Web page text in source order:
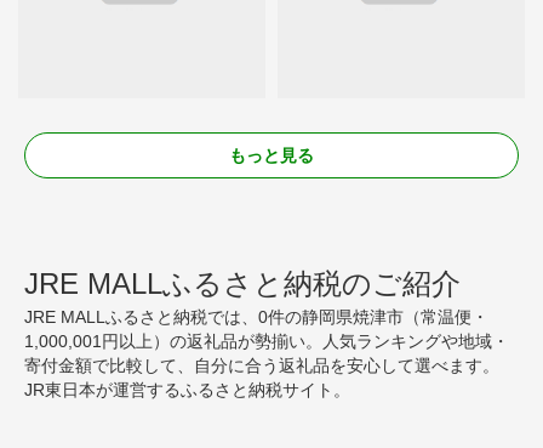
もっと見る
JRE MALLふるさと納税のご紹介
JRE MALLふるさと納税では、0件の静岡県焼津市（常温便・
1,000,001円以上）の返礼品が勢揃い。人気ランキングや地域・
寄付金額で比較して、自分に合う返礼品を安心して選べます。
JR東日本が運営するふるさと納税サイト。